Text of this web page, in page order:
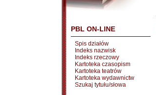
PBL ON-LINE
Spis działów
Indeks nazwisk
Indeks rzeczowy
Kartoteka czasopism
Kartoteka teatrów
Kartoteka wydawnictw
Szukaj tytułu/słowa